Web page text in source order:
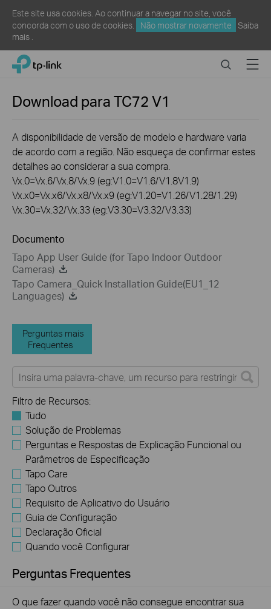
Este site usa cookies. Ao continuar a navegar no site, você
concorda com o uso de cookies.
Não mostrar novamente
Saiba
mais
Click
navigation
TP-Link, Reliably Smart SearchMenu
Download paraTC72V1
A disponibilidade de versão de modelo e hardware varia
de acordo com a região. Não esqueça de confirmar estes
detalhes ao considerar a sua compra.
Vx.0=Vx.6/Vx.8/Vx.9 (eg:V1.0=V1.6/V1.8V1.9)
Vx.x0=Vx.x6/Vx.x8/Vx.x9 (eg:V1.20=V1.26/V1.28/1.29)
Vx.30=Vx.32/Vx.33 (eg:V3.30=V3.32/V3.33)
Documento
Tapo App User Guide (for Tapo Indoor Outdoor
Cameras)
Tapo Camera_Quick Installation Guide(EU1_12
Languages)
Perguntas mais
Frequentes
Filtro de Recursos:
Tudo
Solução de Problemas
Perguntas e Respostas de Explicação Funcional ou
Parâmetros de Especificação
Tapo Care
Tapo Outros
Requisito de Aplicativo do Usuário
Guia de Configuração
Declaração Oficial
Quando você Configurar
Perguntas Frequentes
O que fazer quando você não consegue encontrar sua